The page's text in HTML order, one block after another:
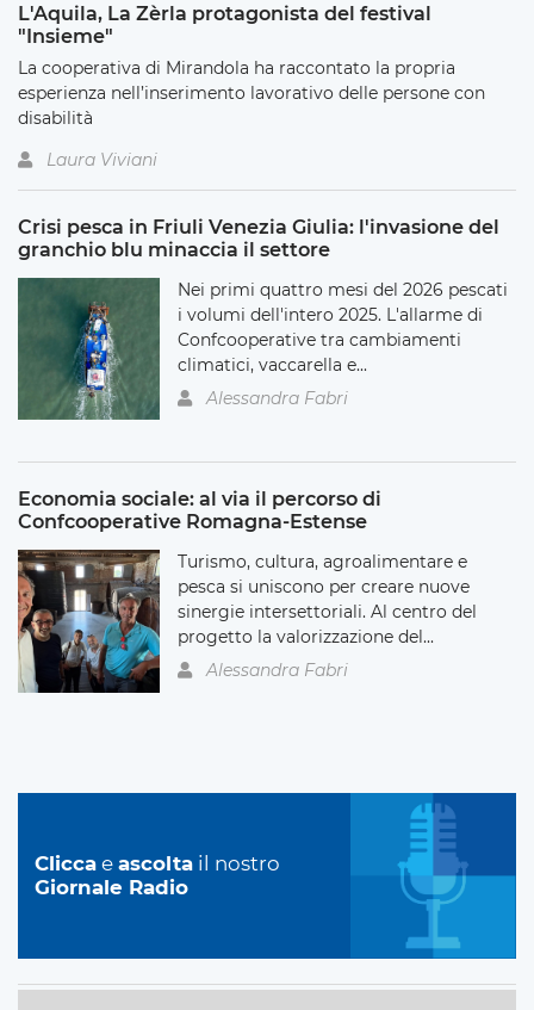
L'Aquila, La Zèrla protagonista del festival
"Insieme"
La cooperativa di Mirandola ha raccontato la propria
esperienza nell’inserimento lavorativo delle persone con
disabilità
Laura Viviani
Crisi pesca in Friuli Venezia Giulia: l'invasione del
granchio blu minaccia il settore
Nei primi quattro mesi del 2026 pescati
i volumi dell'intero 2025. L'allarme di
Confcooperative tra cambiamenti
climatici, vaccarella e...
Alessandra Fabri
Economia sociale: al via il percorso di
Confcooperative Romagna-Estense
Turismo, cultura, agroalimentare e
pesca si uniscono per creare nuove
sinergie intersettoriali. Al centro del
progetto la valorizzazione del...
Alessandra Fabri
Clicca e ascolta il nostro
Giornale Radio